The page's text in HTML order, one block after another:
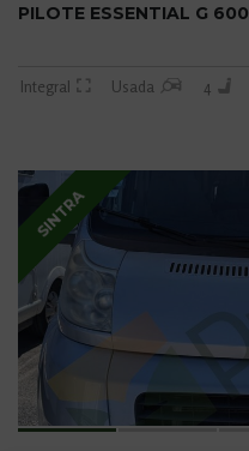
PILOTE ESSENTIAL G 600
Integral Usada 4
SINTRA